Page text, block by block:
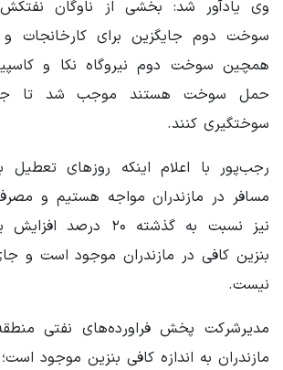
وی یادآور شد: بخشی از ناوگان
سوخت دوم جایگزین برای کارخانجات
همچین سوخت دوم نیروگاه نکا و
حمل سوخت هستند موجب شد تا
سوختگیری کنند.
رجب‌پور با اعلام اینکه روزهای تعطیل
مسافر در مازندران مواجه هستیم و
نیز نسبت به گذشته ۲۰
بنزین کافی در مازندران موجود است و
نیست.
مدیرشرکت پخش فراورده‌های نفتی
مازندران به اندازه کافی بنزین موجود